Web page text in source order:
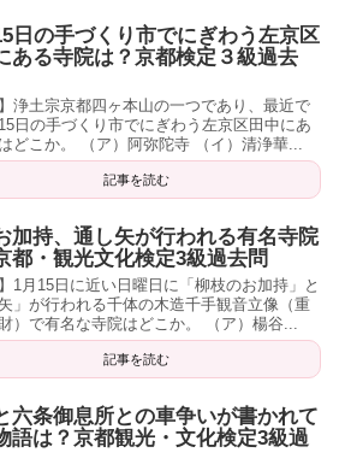
日の手づくり市でにぎわう左京区
ある寺院は？京都検定３級過去
】浄土宗京都四ヶ本山の一つであり、最近で
日の手づくり市でにぎわう左京区田中にあ
どこか。 （ア）阿弥陀寺 （イ）清浄華...
記事を読む
加持、通し矢が行われる有名寺院
都・観光文化検定3級過去問
】1月15日に近い日曜日に「柳枝のお加持」と
矢」が行われる千体の木造千手観音立像（重
）で有名な寺院はどこか。 （ア）楊谷...
記事を読む
六条御息所との車争いが書かれて
語は？京都観光・文化検定3級過